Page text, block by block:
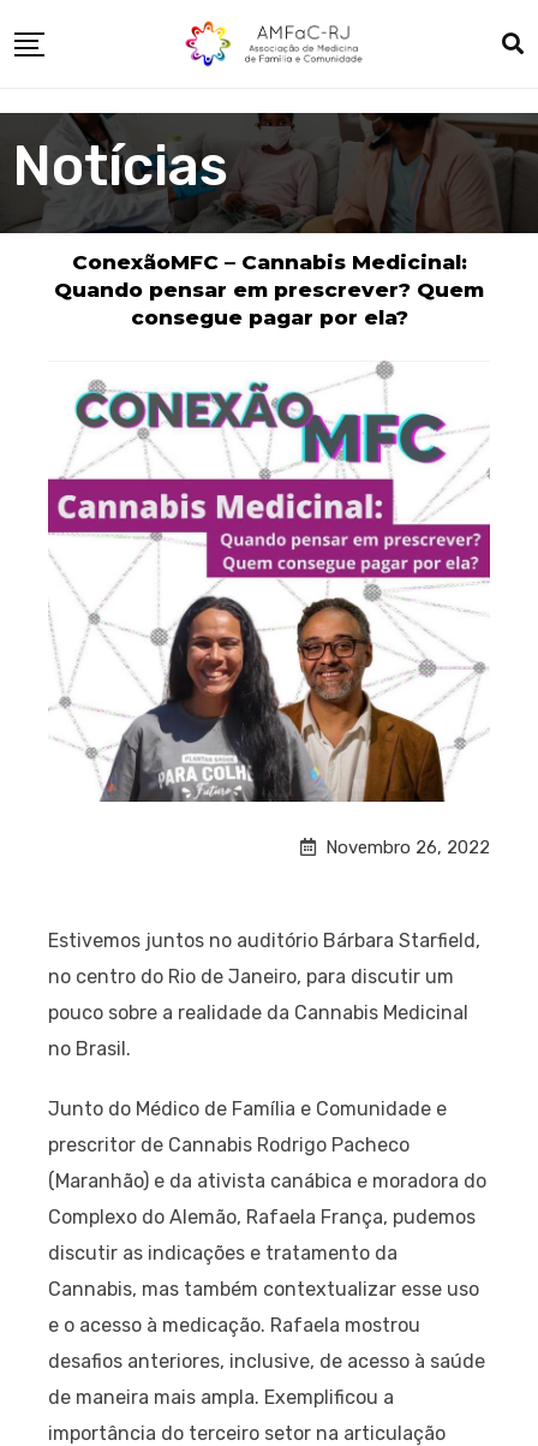
Notícias
ConexãoMFC – Cannabis Medicinal:
Quando pensar em prescrever? Quem
consegue pagar por ela?
Novembro 26, 2022
Estivemos juntos no auditório Bárbara Starfield,
no centro do Rio de Janeiro, para discutir um
pouco sobre a realidade da Cannabis Medicinal
no Brasil.
Junto do Médico de Família e Comunidade e
prescritor de Cannabis Rodrigo Pacheco
(Maranhão) e da ativista canábica e moradora do
Complexo do Alemão, Rafaela França, pudemos
discutir as indicações e tratamento da
Cannabis, mas também contextualizar esse uso
e o acesso à medicação. Rafaela mostrou
desafios anteriores, inclusive, de acesso à saúde
de maneira mais ampla. Exemplificou a
importância do terceiro setor na articulação